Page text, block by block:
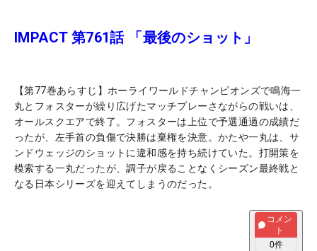
IMPACT 第761話 「最後のショット」
【第77巻あらすじ】ホーライワールドチャンピオンズで鳴海一
丸とフォスターが繰り広げたマッチプレーさながらの戦いは、
オールスクエアで終了。フォスターは上位で予選通過の成績だ
ったが、左手首の負傷で決勝は棄権を決意。かたや一丸は、サ
ンドウェッジのショットに違和感を持ち続けていた。打開策を
模索する一丸だったが、調子が戻ることなくシーズン最終戦と
なる日本シリーズを迎えてしまうのだった。
コメン
ト
0件